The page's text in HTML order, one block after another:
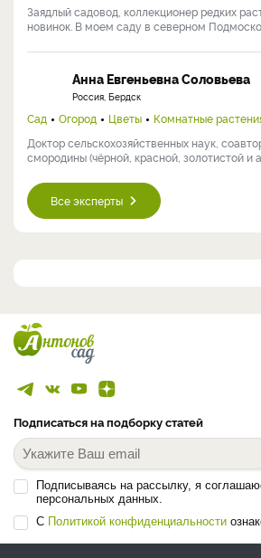
Заядлый садовод, коллекционер редких
новинок. В моем саду в северном
Анна Евгеньевна Соловьева
Россия, Бердск
Сад Огород Цветы Комнатные
Доктор сельскохозяйственных наук,
смородины (чёрной, красной, золотистой и
Все эксперты
Подписаться на подборку статей
Подписываясь на рассылку, я
персональных данных.
С Политикой конфиденциальности